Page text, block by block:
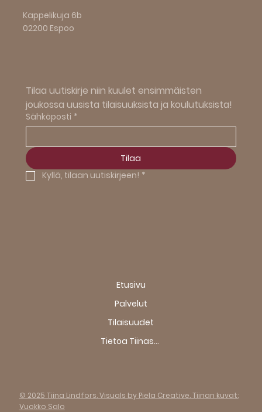
Kappelikuja 6b
02200 Espoo
Etusivu
Palvelut
Tilaisuudet
Tietoa Tiinasta
Tilaa uutiskirje niin kuulet ensimmäisten
joukossa uusista tilaisuuksista ja koulutuksista!
Sähköposti *
Tilaa
Kyllä, tilaan uutiskirjeen! *
© 2025 Tiina Lindfors. Visuals by Piela Creative. Tiinan kuvat:
Vuokko Salo